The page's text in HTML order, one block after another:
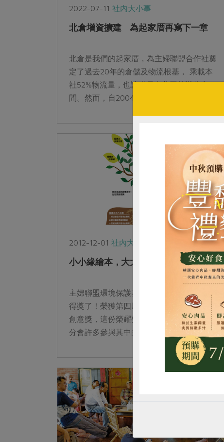
2022-07-11 社內大小事
北倉增資擴建 為起家厝再寫下一章
北倉是我們的起家厝，為主婦聯盟合作社奠
定了過去20年的倉儲及物流根基， 乘載本
社52%物流量，也讓職員有共同的辦公空
間。然而，自2004年啟用至今已18年的北
作業空間愈來愈窘迫。
2012-12-01 社內大小事
小小緣繪本，大大希望樹
主婦聯盟環境保護基金會的｢綠繪本希望樹｣
得獎了！榮獲第四屆學學獎綠色公益行動組
創意獎，這份榮耀要歸功於台北總會和台中
分會許多參與其中的夥伴，靠著大家對繪本
和環境教育的熱情，綠繪本的推展工作才能
在...
惜食